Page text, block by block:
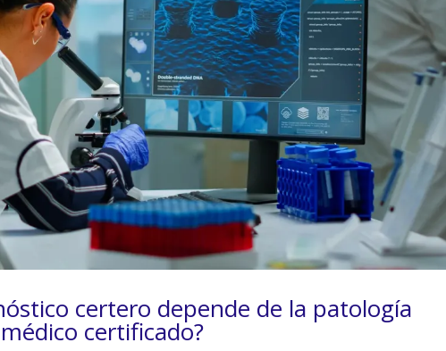
certero depende de la patología
certificado?